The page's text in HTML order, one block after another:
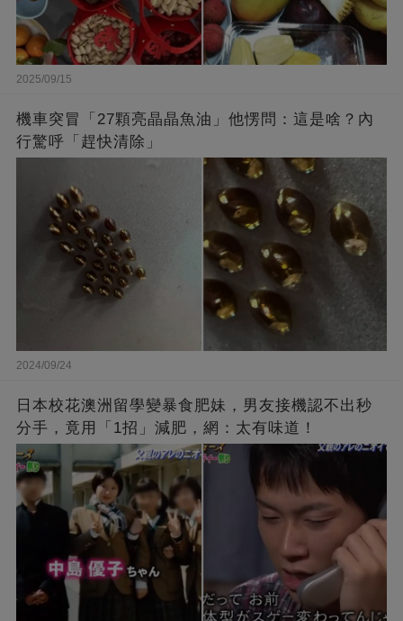
2025/09/15
機車突冒「27顆亮晶晶魚油」他愣問：這是啥？內
行驚呼「趕快清除」
2024/09/24
日本校花澳洲留學變暴食肥妹，男友接機認不出秒
分手，竟用「1招」減肥，網：太有味道！